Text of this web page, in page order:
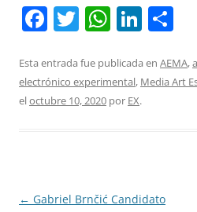
F
c
e
k
T
itt
er
W
at
s
Li
k
e
m
p
Esta entrada fue publicada en AEMA,
electrónico experimental, Media Art
eloctubre 10, 2020 por EX.
Navegación
← Gabriel Brnčić Candidato